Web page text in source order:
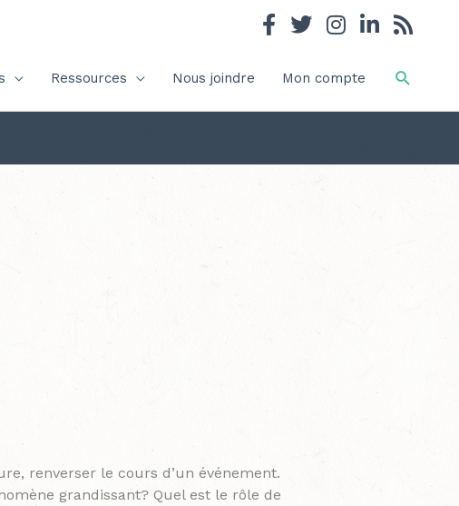
Ressources Nous joindre Mon compte
renverser le cours d’un événement.
grandissant? Quel est le rôle de